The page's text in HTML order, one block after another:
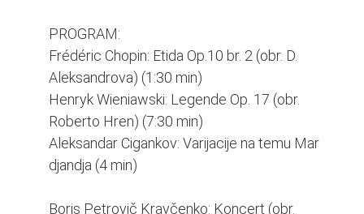
PROGRAM:
Frédéric Chopin: Etida Op.10 br. 2 (obr. D.
Aleksandrova) (1:30 min)
Henryk Wieniawski: Legende Op. 17 (obr.
Roberto Hren) (7:30 min)
Aleksandar Cigankov: Varijacije na temu Mar
djandja (4 min)
Boris Petrovič Kravčenko: Koncert (obr.